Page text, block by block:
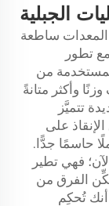
الجبلية
المعدات ساطعة
تطور
المستخدمة من
وأكثر متانةً
تتميَّز
على
حاسمًا جدًّا.
فهي تطير
الفرق من
تُحكِم